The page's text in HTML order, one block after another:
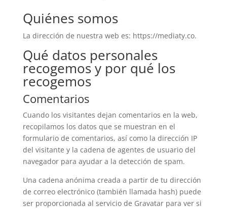
Quiénes somos
La dirección de nuestra web es: https://mediaty.co.
Qué datos personales
recogemos y por qué los
recogemos
Comentarios
Cuando los visitantes dejan comentarios en la web,
recopilamos los datos que se muestran en el
formulario de comentarios, así como la dirección IP
del visitante y la cadena de agentes de usuario del
navegador para ayudar a la detección de spam.
Una cadena anónima creada a partir de tu dirección
de correo electrónico (también llamada hash) puede
ser proporcionada al servicio de Gravatar para ver si